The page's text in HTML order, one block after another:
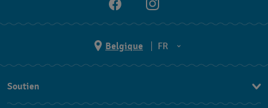
Belgique
FR
NL
Soutien